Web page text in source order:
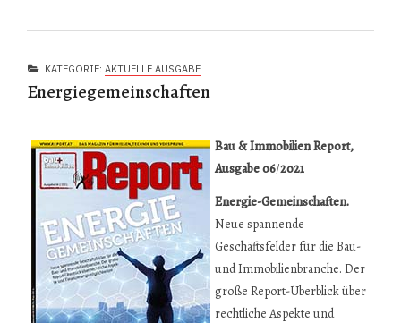
KATEGORIE: AKTUELLE AUSGABE
Energiegemeinschaften
Bau & Immobilien Report,
Ausgabe 06/2021
Energie-Gemeinschaften.
Neue spannende
Geschäftsfelder für die Bau-
und Immobilienbranche. Der
große Report-Überblick über
rechtliche Aspekte und